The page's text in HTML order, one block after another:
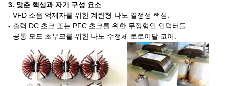
3. 맞춘 핵심과 자기 구성 요소
- VFD 소음 억제자를 위한 계란형 나노 결정성 핵심.
- 출력 DC 초크 또는 PFC 초크를 위한 무정형인 인덕터들.
- 공통 모드 초우크를 위한 나노 수정체 토로이달 코어.